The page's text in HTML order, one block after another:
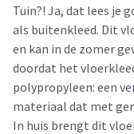
Tuin?! Ja, dat lees je
als buitenkleed. Dit
en kan in de zomer
doordat het
polypropyleen: een
materiaal dat met
In huis brengt dit